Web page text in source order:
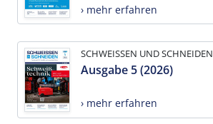
› mehr erfahren
SCHWEISSEN UND SCHNEIDEN
Ausgabe 5 (2026)
› mehr erfahren